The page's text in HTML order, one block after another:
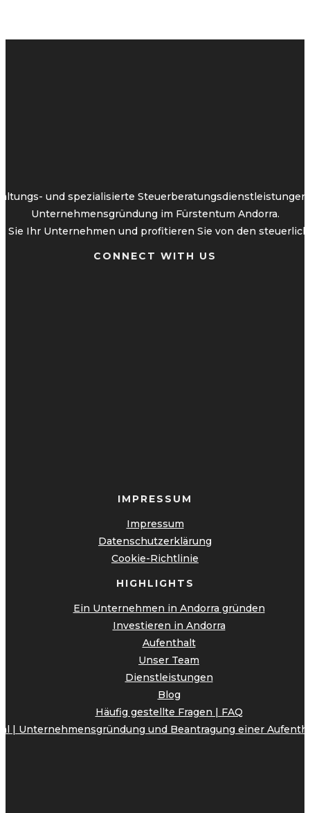
und spezialisierte
Unternehmensgründung im Fürstentum Andorra.
Sie Ihr Unternehmen und profitieren Sie von den
CONNECT WITH US
IMPRESSUM
Impressum
Datenschutzerklärung
Cookie-Richtlinie
HIGHLIGHTS
Ein Unternehmen in Andorra gründen
Investieren in Andorra
Aufenthalt
Unser Team
Dienstleistungen
Blog
Häufig gestellte Fragen | FAQ
| Unternehmensgründung und Beantragung einer